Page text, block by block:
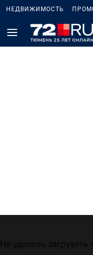
НЕДВИЖИМОСТЬ
Не удалось загрузить